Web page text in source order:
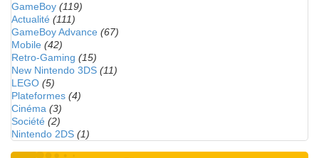
GameBoy (119)
Actualité (111)
GameBoy Advance (67)
Mobile (42)
Retro-Gaming (15)
New Nintendo 3DS (11)
LEGO (5)
Plateformes (4)
Cinéma (3)
Société (2)
Nintendo 2DS (1)